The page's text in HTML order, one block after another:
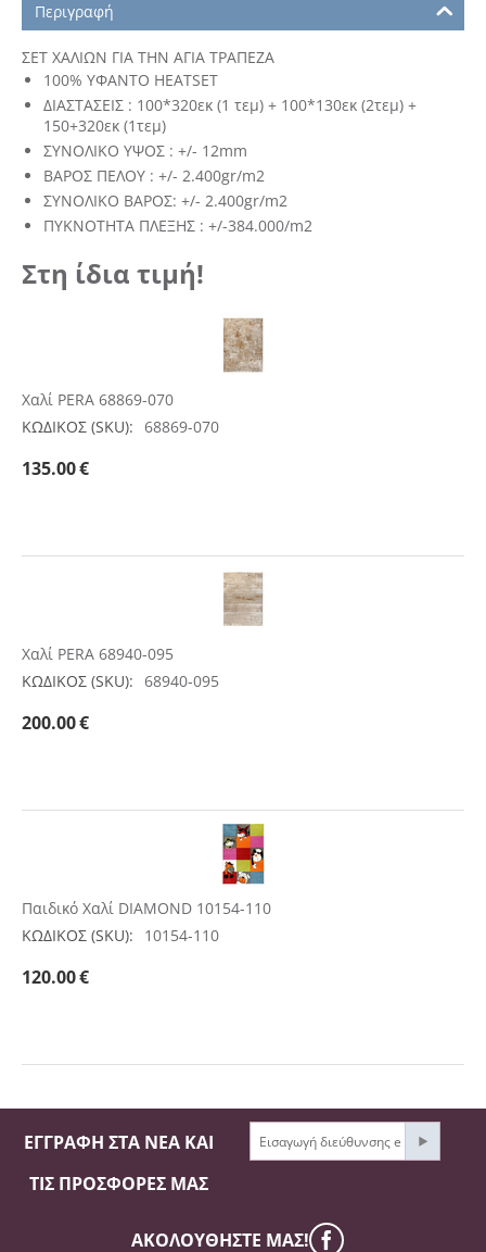
Περιγραφή
ΣΕΤ ΧΑΛΙΩΝ ΓΙΑ ΤΗΝ ΑΓΙΑ ΤΡΑΠΕΖΑ
100% ΥΦΑΝΤΟ HEATSET
ΔΙΑΣΤΑΣΕΙΣ : 100*320εκ (1 τεμ) + 100*130εκ (2τεμ) +
150+320εκ (1τεμ)
ΣΥΝΟΛΙΚΟ ΥΨΟΣ : +/- 12mm
ΒΑΡΟΣ ΠΕΛΟΥ : +/- 2.400gr/m2
ΣΥΝΟΛΙΚΟ ΒΑΡΟΣ: +/- 2.400gr/m2
ΠΥΚΝΟΤΗΤΑ ΠΛΕΞΗΣ : +/-384.000/m2
Στη ίδια τιμή!
Χαλί PERA 68869-070
ΚΩΔΙΚΟΣ (SKU): 68869-070
135.00€
Χαλί PERA 68940-095
ΚΩΔΙΚΟΣ (SKU): 68940-095
200.00€
Παιδικό Χαλί DIAMOND 10154-110
ΚΩΔΙΚΟΣ (SKU):
10154-110
120.00€
ΕΓΓΡΑΦΉ ΣΤΑ ΝΈΑ ΚΑΙ
ΤΙΣ ΠΡΟΣΦΟΡΈΣ ΜΑΣ
ΑΚΟΛΟΥΘΉΣΤΕ ΜΑΣ!